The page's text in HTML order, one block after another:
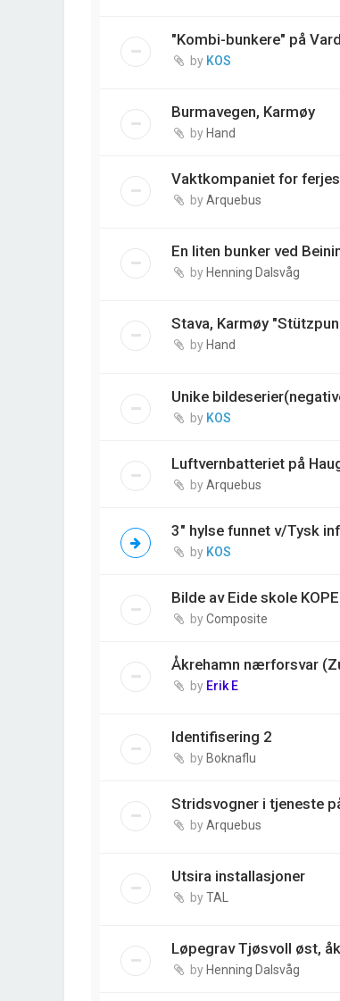
"Kombi-bunkere" på
by KOS
Burmavegen, Karmøy
by Hand
Vaktkompaniet for
byArquebus
En liten bunker ved
by Henning Dalsvåg
Stava, Karmøy
by Hand
Unike
by KOS
Luftvernbatteriet på
byArquebus
3" hylse funnet v/Tysk
by KOS
Bilde av Eide skole
byComposite
Åkrehamn nærforsvar
by Erik E
Identifisering 2
by Boknaflu
Stridsvogner i tjeneste
byArquebus
Utsira installasjoner
byTAL
Løpegrav Tjøsvoll øst,
by Henning Dalsvåg